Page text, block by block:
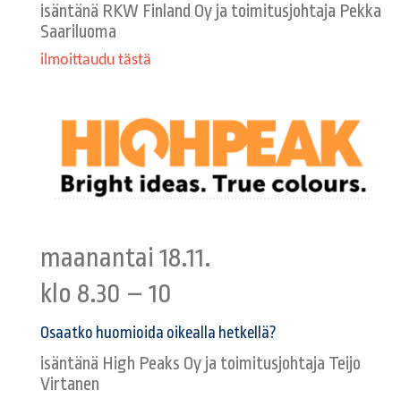
isäntänä RKW Finland Oy ja toimitusjohtaja Pekka
Saariluoma
ilmoittaudu tästä
maanantai 18.11.
klo 8.30 – 10
Osaatko huomioida oikealla hetkellä?
isäntänä High Peaks Oy ja toimitusjohtaja Teijo
Virtanen